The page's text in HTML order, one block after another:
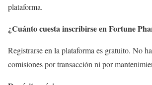
plataforma.
¿Cuánto cuesta inscribirse en Fortune
Registrarse en la plataforma es gratuito. No
comisiones por transacción ni por